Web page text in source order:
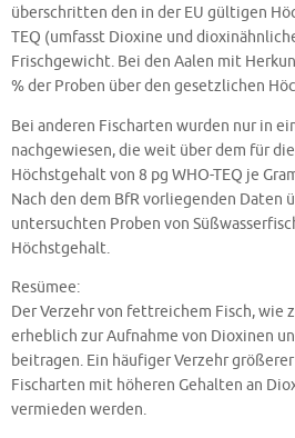
überschritten den in der EU gültigen
TEQ (umfasst Dioxine und
Frischgewicht. Bei den Aalen mit
% der Proben über den gesetzlichen
Bei anderen Fischarten wurden nur in
nachgewiesen, die weit über dem für
Höchstgehalt von 8 pg WHO-TEQ je
Nach den dem BfR vorliegenden Daten
untersuchten Proben von
Höchstgehalt.
Resümee:
Der Verzehr von fettreichem Fisch, wie
erheblich zur Aufnahme von Dioxinen
beitragen. Ein häufiger Verzehr
Fischarten mit höheren Gehalten an
vermieden werden.